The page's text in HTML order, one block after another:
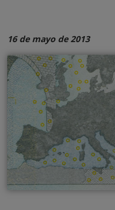
16 de mayo de 2013